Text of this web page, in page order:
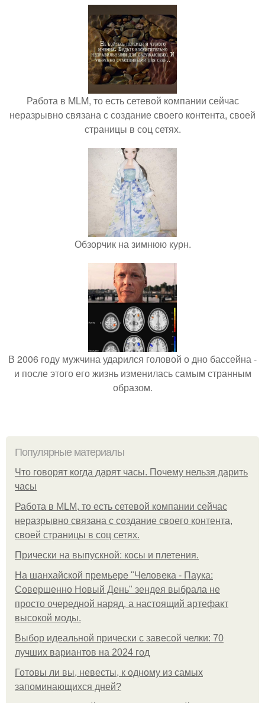
Работа в MLM, то есть сетевой компании сейчас
неразрывно связана с создание своего контента, своей
страницы в соц сетях.
Обзорчик на зимнюю курн.
В 2006 году мужчина ударился головой о дно бассейна -
и после этого его жизнь изменилась самым странным
образом.
Популярные материалы
Что говорят когда дарят часы. Почему нельзя дарить
часы
Работа в MLM, то есть сетевой компании сейчас
неразрывно связана с создание своего контента,
своей страницы в соц сетях.
Прически на выпускной: косы и плетения.
На шанхайской премьере "Человека - Паука:
Совершенно Новый День" зендея выбрала не
просто очередной наряд, а настоящий артефакт
высокой моды.
Выбор идеальной прически с завесой челки: 70
лучших вариантов на 2024 год
Готовы ли вы, невесты, к одному из самых
запоминающихся дней?